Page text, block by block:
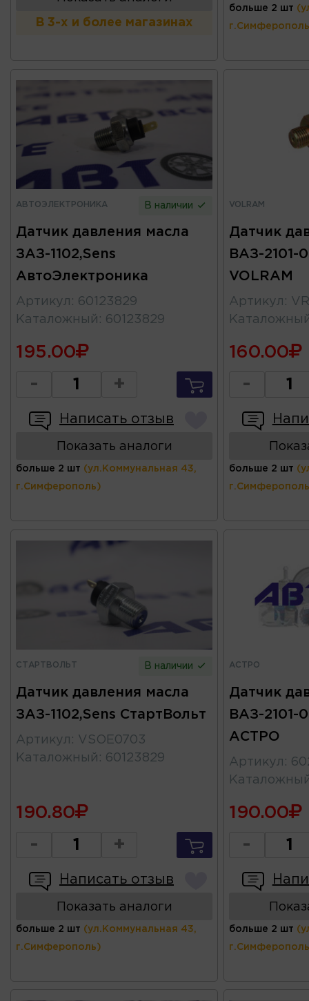
В 3-х и более магазинах
больше 2 шт
АВТОЭЛЕКТРОНИКА В наличии
Датчик давления масла
ЗАЗ-1102,Sens
АвтоЭлектроника
Артикул : 60123829
Каталожный : 60123829
195.00
- +
Написать отзыв
Показать аналоги
больше 2 шт (ул.Коммунальная 43,
г.Симферополь)
VOLRAM
Датчик
ВАЗ-2101-
VOLRAM
Артикул :
160.00
-
больше 2 шт
СТАРТВОЛЬТ В наличии
Датчик давления масла
ЗАЗ-1102,Sens СтартВольт
Артикул : VSOE0703
Каталожный : 60123829
190.80
- +
Написать отзыв
Показать аналоги
больше 2 шт (ул.Коммунальная 43,
г.Симферополь)
АСТРО
Датчик
ВАЗ-2101-
АСТРО
Артикул :
190.00
-
больше 2 шт